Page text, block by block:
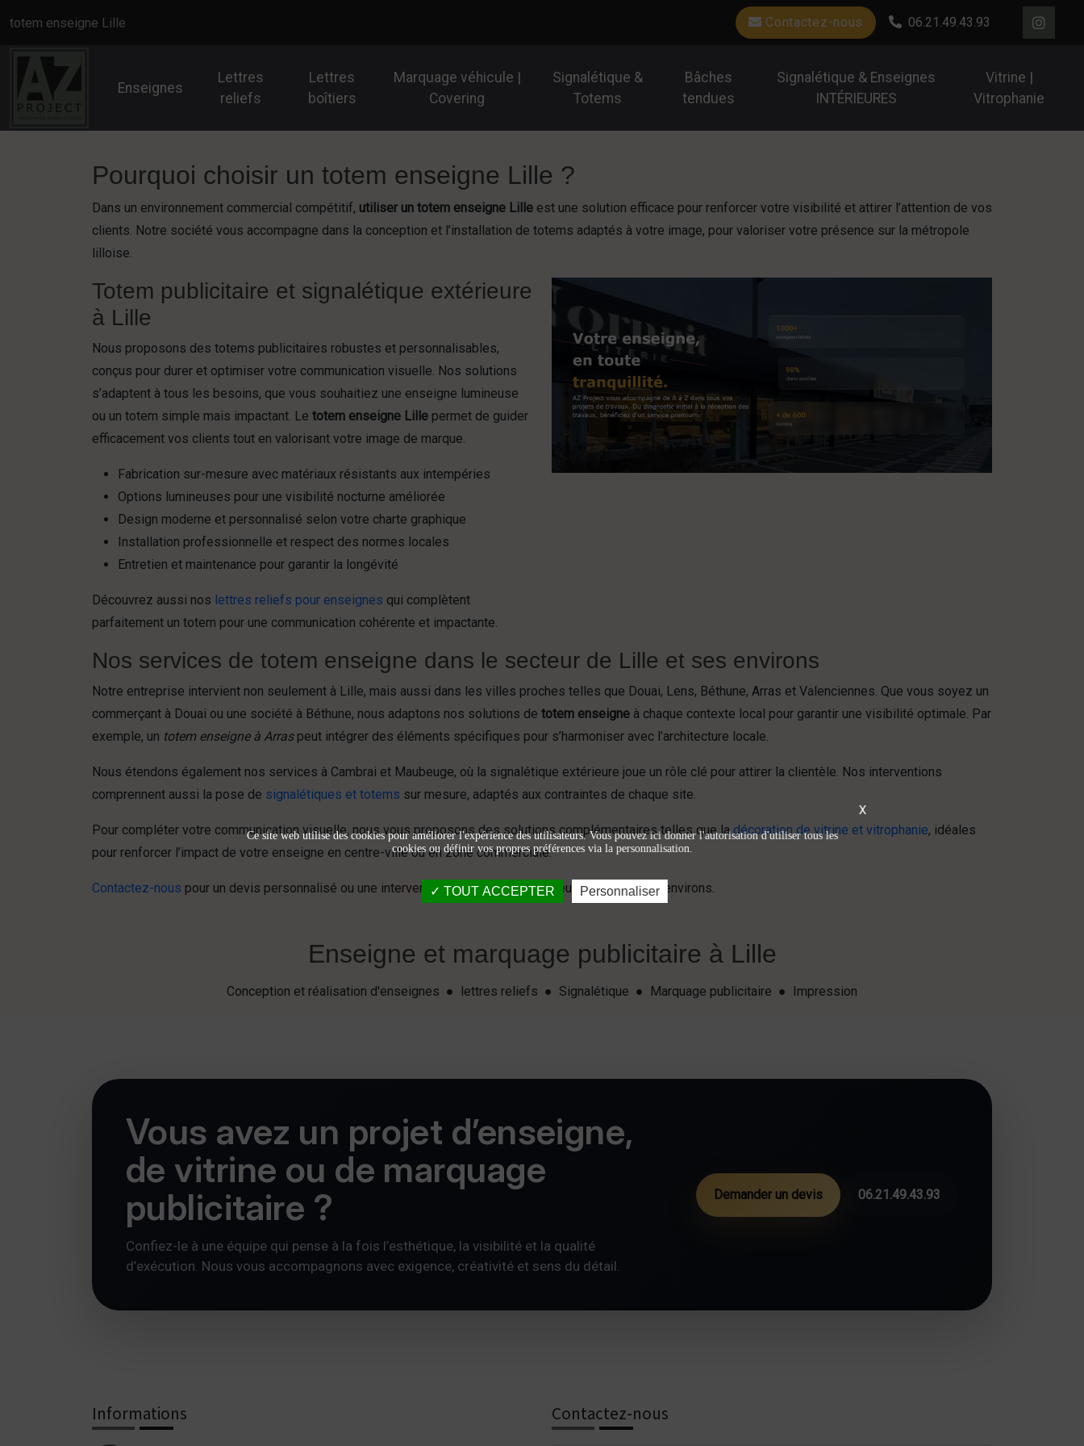
totem enseigne Lille Contactez-nous 06.21.49.43.93
Enseignes
Lettres
reliefs
Lettres
boîtiers
Marquage véhicule |
Covering
Signalétique &
Totems
Bâches
tendues
Signalétique & Enseignes
INTÉRIEURES
Vitrine |
Vitrophanie
Pourquoi choisir un totem enseigne Lille ?
Dans un environnement commercial compétitif, utiliser un totem enseigne Lille est une solution efficace pour renforcer votre visibilité et attirer l’attention de vos
clients. Notre société vous accompagne dans la conception et l’installation de totems adaptés à votre image, pour valoriser votre présence sur la métropole
lilloise.
Totem publicitaire et signalétique extérieure
à Lille
Nous proposons des totems publicitaires robustes et personnalisables,
conçus pour durer et optimiser votre communication visuelle. Nos solutions
s’adaptent à tous les besoins, que vous souhaitiez une enseigne lumineuse
ou un totem simple mais impactant. Le totem enseigne Lille permet de guider
efficacement vos clients tout en valorisant votre image de marque.
Fabrication sur-mesure avec matériaux résistants aux intempéries
Options lumineuses pour une visibilité nocturne améliorée
Design moderne et personnalisé selon votre charte graphique
Installation professionnelle et respect des normes locales
Entretien et maintenance pour garantir la longévité
Découvrez aussi nos lettres reliefs pour enseignes qui complètent
parfaitement un totem pour une communication cohérente et impactante.
Nos services de totem enseigne dans le secteur de Lille et ses environs
Notre entreprise intervient non seulement à Lille, mais aussi dans les villes proches telles que Douai, Lens, Béthune, Arras et Valenciennes. Que vous soyez un
commerçant à Douai ou une société à Béthune, nous adaptons nos solutions de totem enseigne à chaque contexte local pour garantir une visibilité optimale. Par
exemple, un totem enseigne à Arraspeut intégrer des éléments spécifiques pour s’harmoniser avec l’architecture locale.
Nous étendons également nos services à Cambrai et Maubeuge, où la signalétique extérieure joue un rôle clé pour attirer la clientèle. Nos interventions
comprennent aussi la pose de signalétiques et totems sur mesure, adaptés aux contraintes de chaque site.
Pour compléter votre communication visuelle, nous vous proposons des solutions complémentaires telles que ladécoration de vitrine et vitrophanie, idéales
pour renforcer l’impact de votre enseigne en centre-ville ou en zone commerciale.
Contactez-nous pour un devis personnalisé ou une intervention rapide dans le secteur de Lille et ses environs.
Enseigne et marquage publicitaire à Lille
Conception et réalisation d'enseignes ● lettres reliefs ● Signalétique ● Marquage publicitaire ● Impression
Vous avez un projet d’enseigne,
de vitrine ou de marquage
publicitaire ?
Confiez-le à une équipe qui pense à la fois l’esthétique, la visibilité et la qualité
d’exécution. Nous vous accompagnons avec exigence, créativité et sens du détail.
Demander un devis 06.21.49.43.93
Informations Contactez-nous
X
Ce site web utilise des cookies pour améliorer l'expérience des utilisateurs. Vous pouvez ici donner l'autorisation d'utiliser tous les
cookies ou définir vos propres préférences via la personnalisation.
TOUT ACCEPTER Personnaliser